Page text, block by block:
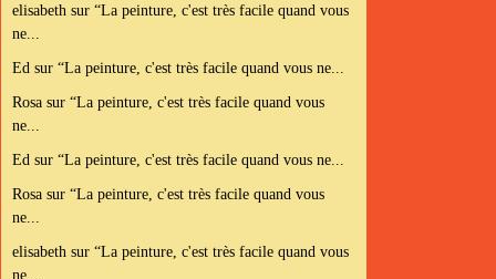
elisabeth sur “La peinture, c'est très facile quand vous
ne...
Ed sur “La peinture, c'est très facile quand vous ne...
Rosa sur “La peinture, c'est très facile quand vous
ne...
Ed sur “La peinture, c'est très facile quand vous ne...
Rosa sur “La peinture, c'est très facile quand vous
ne...
elisabeth sur “La peinture, c'est très facile quand vous
ne...